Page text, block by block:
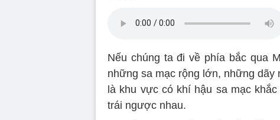
Nếu chúng ta đi về phía bắc qua
những sa mạc rộng lớn, những
là khu vực có khí hậu sa mạc
trái ngược nhau.